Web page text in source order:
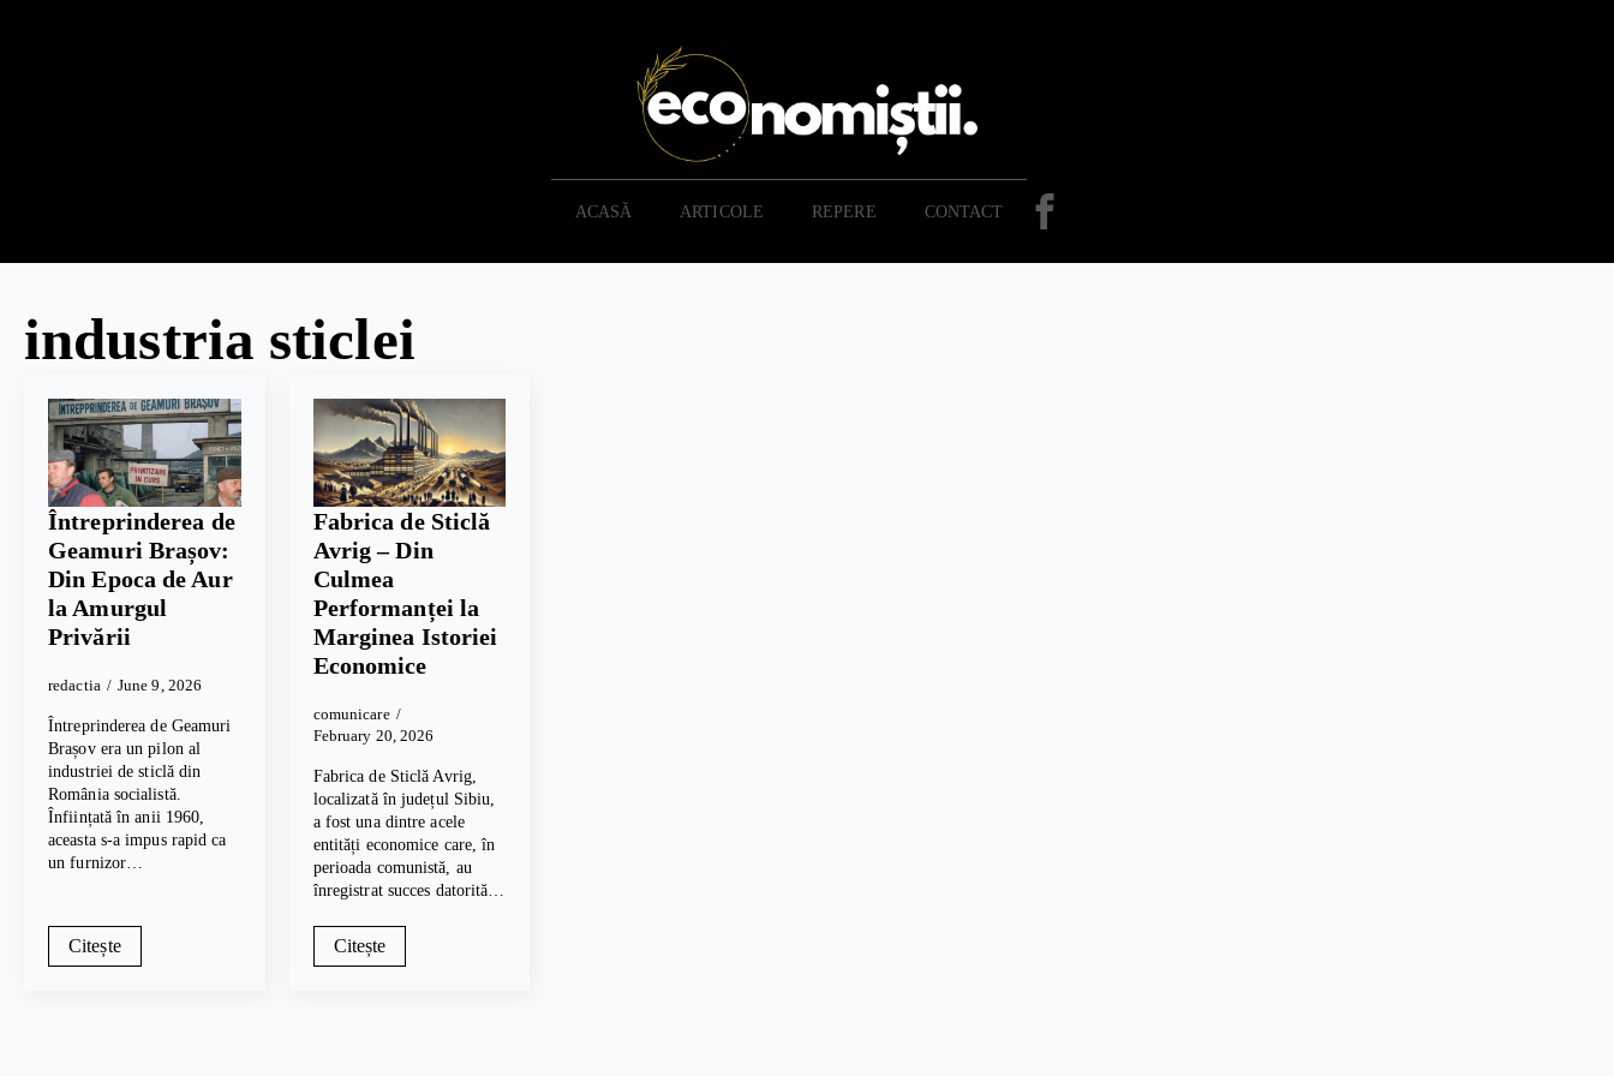
ACASĂ ARTICOLE REPERE CONTACT
industria sticlei
Întreprinderea de
Geamuri Brașov:
Din Epoca de Aur
la Amurgul
Privării
redactia June 9, 2026
Întreprinderea de Geamuri
Brașov era un pilon al
industriei de sticlă din
România socialistă.
Înființată în anii 1960,
aceasta s-a impus rapid ca
un furnizor…
Citește
Fabrica de Sticlă
Avrig – Din
Culmea
Performanței la
Marginea Istoriei
Economice
comunicare
February 20, 2026
Fabrica de Sticlă Avrig,
localizată în județul Sibiu,
a fost una dintre acele
entități economice care, în
perioada comunistă, au
înregistrat succes datorită…
Citește